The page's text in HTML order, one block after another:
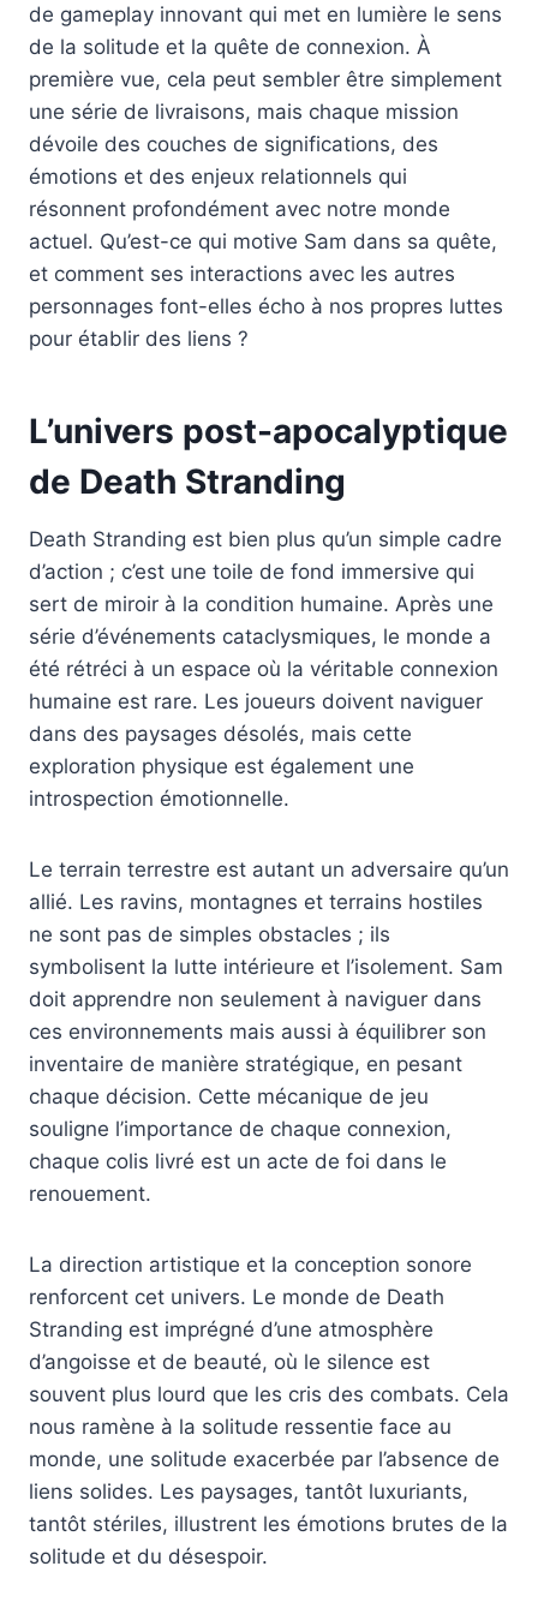
de gameplay innovant qui met en lumière le sens
de la solitude et la quête de connexion. À
première vue, cela peut sembler être simplement
une série de livraisons, mais chaque mission
dévoile des couches de significations, des
émotions et des enjeux relationnels qui
résonnent profondément avec notre monde
actuel. Qu’est-ce qui motive Sam dans sa quête,
et comment ses interactions avec les autres
personnages font-elles écho à nos propres luttes
pour établir des liens ?
L’univers post-apocalyptique
de Death Stranding
Death Stranding est bien plus qu’un simple cadre
d’action ; c’est une toile de fond immersive qui
sert de miroir à la condition humaine. Après une
série d’événements cataclysmiques, le monde a
été rétréci à un espace où la véritable connexion
humaine est rare. Les joueurs doivent naviguer
dans des paysages désolés, mais cette
exploration physique est également une
introspection émotionnelle.
Le terrain terrestre est autant un adversaire qu’un
allié. Les ravins, montagnes et terrains hostiles
ne sont pas de simples obstacles ; ils
symbolisent la lutte intérieure et l’isolement. Sam
doit apprendre non seulement à naviguer dans
ces environnements mais aussi à équilibrer son
inventaire de manière stratégique, en pesant
chaque décision. Cette mécanique de jeu
souligne l’importance de chaque connexion,
chaque colis livré est un acte de foi dans le
renouement.
La direction artistique et la conception sonore
renforcent cet univers. Le monde de Death
Stranding est imprégné d’une atmosphère
d’angoisse et de beauté, où le silence est
souvent plus lourd que les cris des combats. Cela
nous ramène à la solitude ressentie face au
monde, une solitude exacerbée par l’absence de
liens solides. Les paysages, tantôt luxuriants,
tantôt stériles, illustrent les émotions brutes de la
solitude et du désespoir.